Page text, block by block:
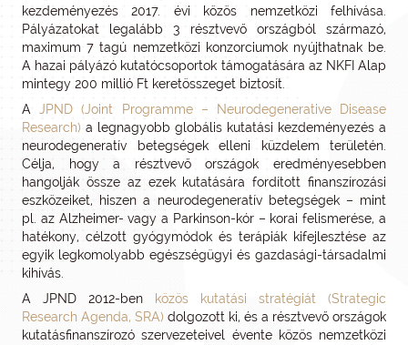
kezdeményezés 2017. évi közös nemzetközi felhívása.
Pályázatokat legalább 3 résztvevő országból származó,
maximum 7 tagú nemzetközi konzorciumok nyújthatnak be.
A hazai pályázó kutatócsoportok támogatására az NKFI Alap
mintegy 200 millió Ft keretösszeget biztosít.
AJPND (Joint Programme – Neurodegenerative Disease
Research) a legnagyobb globális kutatási kezdeményezés a
neurodegeneratív betegségek elleni küzdelem területén.
Célja, hogy a résztvevő országok eredményesebben
hangolják össze az ezek kutatására fordított finanszírozási
eszközeiket, hiszen a neurodegeneratív betegségek – mint
pl. az Alzheimer- vagy a Parkinson-kór – korai felismerése, a
hatékony, célzott gyógymódok és terápiák kifejlesztése az
egyik legkomolyabb egészségügyi és gazdasági-társadalmi
kihívás.
A JPND 2012-ben
közös kutatási stratégiát (Strategic
Research Agenda, SRA) dolgozott ki, és a résztvevő országok
kutatásfinanszírozó szervezeteivel évente közös nemzetközi